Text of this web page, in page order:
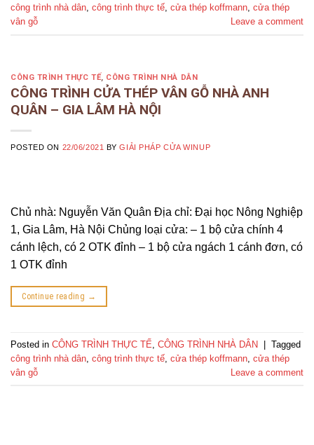
công trình nhà dân, công trình thực tế, cửa thép koffmann, cửa thép
vân gỗ
Leave a comment
CÔNG TRÌNH THỰC TẾ, CÔNG TRÌNH NHÀ DÂN
CÔNG TRÌNH CỬA THÉP VÂN GỖ NHÀ ANH
QUÂN – GIA LÂM HÀ NỘI
POSTED ON 22/06/2021 BYGIẢI PHÁP CỬA WINUP
Chủ nhà: Nguyễn Văn Quân Địa chỉ: Đại học Nông Nghiệp
1, Gia Lâm, Hà Nội Chủng loại cửa: – 1 bộ cửa chính 4
cánh lệch, có 2 OTK đỉnh – 1 bộ cửa ngách 1 cánh đơn, có
1 OTK đỉnh
Continue reading →
Posted in CÔNG TRÌNH THỰC TẾ CÔNG TRÌNH NHÀ DÂN
Tagged
công trình nhà dân công trình thực tế cửa thép koffmann cửa thép
vân gỗ
Leave a comment